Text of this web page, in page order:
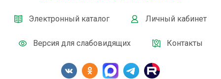
Электронный каталог Личный кабинет
Версия для слабовидящих Контакты